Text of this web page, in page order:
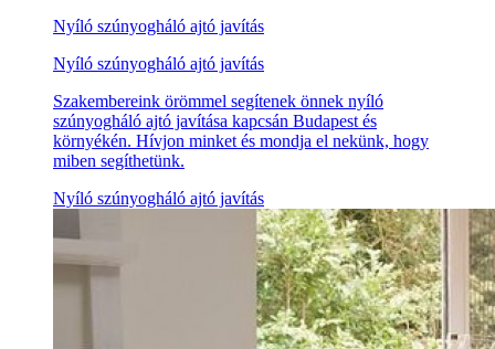
Nyíló szúnyogháló ajtó javítás
Nyíló szúnyogháló ajtó javítás
Szakembereink örömmel segítenek önnek nyíló
szúnyogháló ajtó javítása kapcsán Budapest és
környékén. Hívjon minket és mondja el nekünk, hogy
miben segíthetünk.
Nyíló szúnyogháló ajtó javítás